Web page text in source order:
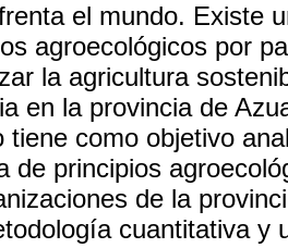
el mundo. Existe
agroecológicos por
la agricultura
en la provincia de
tiene como objetivo
de principios
de la
cuantitativa y